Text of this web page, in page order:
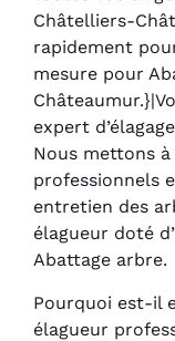
Châtelliers-
rapidement
mesure pour
expert
Nous mettons
professionnels
entretien des
élagueur doté
Abattage arbre.
Pourquoi est-il
élagueur